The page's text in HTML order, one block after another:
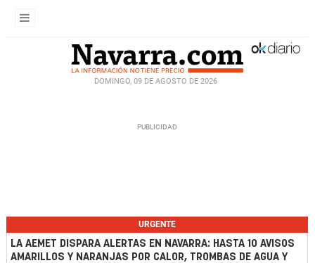
DOMINGO, 09 DE AGOSTO DE 2026
URGENTE
LA AEMET DISPARA ALERTAS EN NAVARRA: HASTA 10 AVISOS
AMARILLOS Y NARANJAS POR CALOR, TROMBAS DE AGUA Y